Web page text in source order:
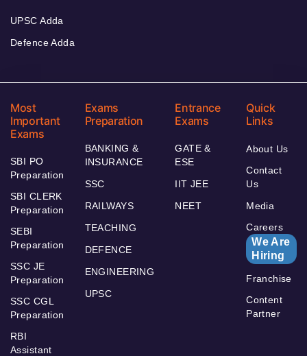
UPSC Adda
Defence Adda
Most
Important
Exams
SBI PO
Preparation
SBI CLERK
Preparation
SEBI
Preparation
SSC JE
Preparation
SSC CGL
Preparation
RBI
Assistant
Exams
Preparation
BANKING &
INSURANCE
SSC
RAILWAYS
TEACHING
DEFENCE
ENGINEERING
UPSC
Entrance
Exams
GATE &
ESE
IIT JEE
NEET
Quick
Links
About Us
Contact
Us
Media
Careers
We Are
Hiring
Franchise
Content
Partner